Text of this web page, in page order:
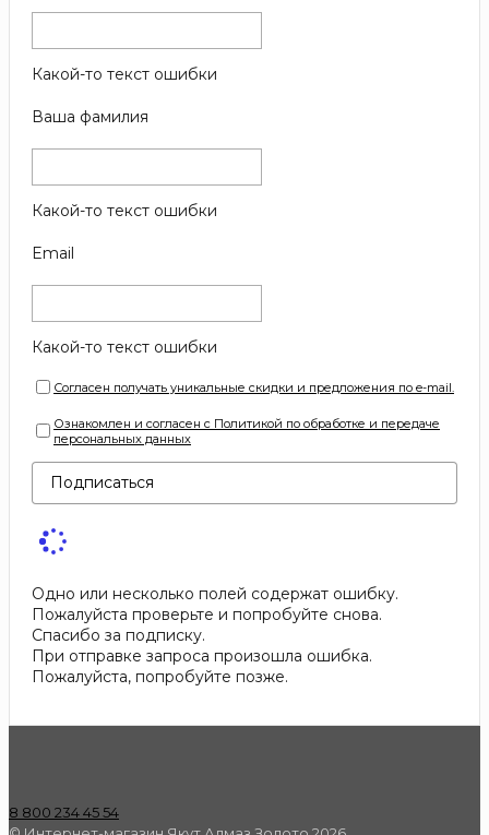
Какой-то текст ошибки
Ваша фамилия
Какой-то текст ошибки
Email
Какой-то текст ошибки
Согласен получать уникальные скидки и предложения по e-mail.
Ознакомлен и согласен с Политикой по обработке и передаче
персональных данных
Подписаться
Одно или несколько полей содержат ошибку.
Пожалуйста проверьте и попробуйте снова.
Спасибо за подписку.
При отправке запроса произошла ошибка.
Пожалуйста, попробуйте позже.
8 800 234 45 54